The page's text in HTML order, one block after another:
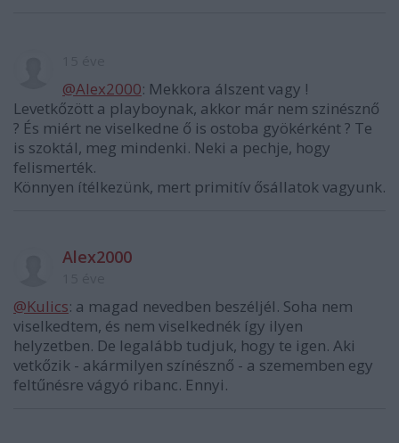
@Alex2000: Mekkora álszent vagy !
Levetkőzött a playboynak, akkor már nem szinésznő
? És miért ne viselkedne ő is ostoba gyökérként ? Te
is szoktál, meg mindenki. Neki a pechje, hogy
felismerték.
Könnyen ítélkezünk, mert primitív ősállatok vagyunk.
Alex2000
@Kulics: a magad nevedben beszéljél. Soha nem
viselkedtem, és nem viselkednék így ilyen
helyzetben. De legalább tudjuk, hogy te igen. Aki
vetkőzik - akármilyen színésznő - a szememben egy
feltűnésre vágyó ribanc. Ennyi.